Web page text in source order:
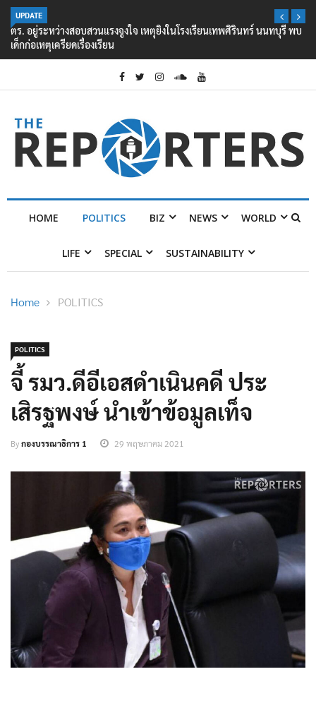
UPDATE
ตร. อยู่ระหว่างสอบสวนแรงจูงใจ เหตุยิงในโรงเรียนเทพศิรินทร์ นนทบุรี พบ
เด็กก่อเหตุเครียดเรื่องเรียน
HOME POLITICS BIZ NEWS WORLD
LIFE SPECIAL SUSTAINABILITY
Home POLITICS
POLITICS
จี้ รมว.ดีอีเอสดำเนินคดี ประ
เสิรฐพงษ์ นำเข้าข้อมูลเท็จ
Byกองบรรณาธิการ 1 29 พฤษภาคม 2021